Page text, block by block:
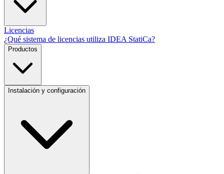
Licencias
¿Qué sistema de licencias utiliza IDEA StatiCa?
Productos
Instalación y configuración